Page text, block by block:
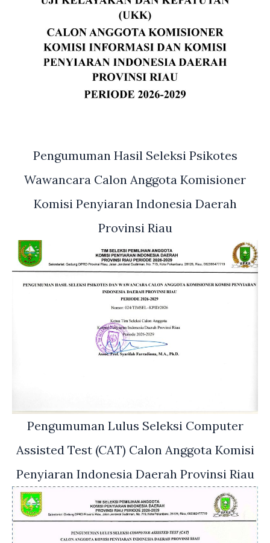
Pengumuman Hasil Seleksi Psikotes
Wawancara Calon Anggota Komisioner
Komisi Penyiaran Indonesia Daerah
Provinsi Riau
Pengumuman Lulus Seleksi Computer
Assisted Test (CAT) Calon Anggota Komisi
Penyiaran Indonesia Daerah Provinsi Riau